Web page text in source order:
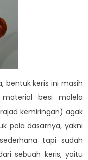
bentuk keris ini masih
besi malela
kemiringan) agak
pola dasarnya, yakni
tapi sudah
sebuah keris, yaitu